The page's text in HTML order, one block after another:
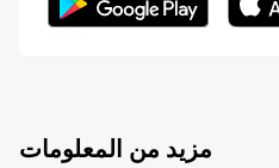
مزيد من المعلومات